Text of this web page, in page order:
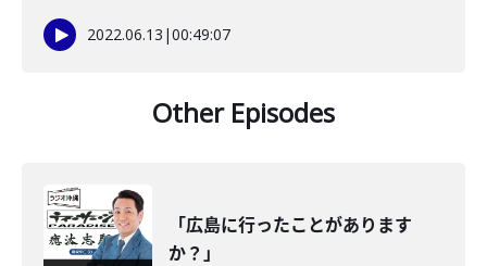
2022.06.13 |00:49:07
Other Episodes
「広島に行ったことがあります
か？」